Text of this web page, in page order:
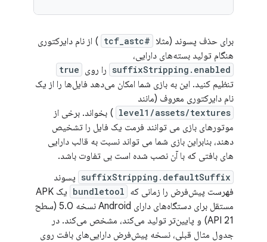
برای حذف پسوند (مثلا #tcf_astc
) از نام دایرکتوری
هنگام تولید بسته‌های دارایی،
suffixStripping.enabled را روی true
تنظیم کنید. این به بازی شما امکان می‌دهد فایل‌ها را از یک
نام دایرکتوری معروف (مانند
level1/assets/textures ) بخواند. برخی از
موتورهای بازی می توانند فرمت یک فایل را تشخیص
دهند، بنابراین بازی شما می تواند نسبت به قالب دارایی
های بافتی که با آن نصب شده است بی تفاوت باشد.
suffixStripping.defaultSuffix پسوند
فهرست پیش‌فرض را زمانی که bundletool
یک APK
مستقل برای دستگاه‌های دارای Android نسخه 5.0 (سطح
API 21) و پایین‌تر تولید می‌کند، مشخص می‌کند. در
جدول مثال قبلی، نسخه پیش‌فرض دارایی‌های بافت روی